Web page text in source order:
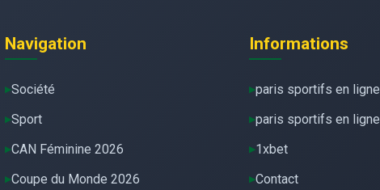
Navigation
Société
Sport
CAN Féminine 2026
Coupe du Monde 2026
Informations
paris sportifs en ligne
paris sportifs en ligne
1xbet
Contact